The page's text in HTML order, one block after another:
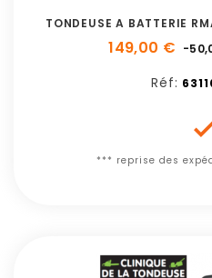
TONDEUSE A BATTERIE
149,00 € -
Réf:
*** reprise des